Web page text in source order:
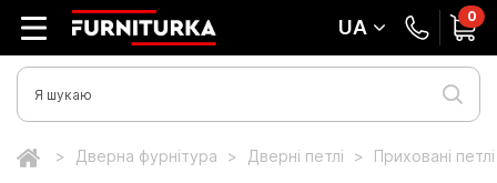
UA 0
Дверна фурнітура Дверні петлі Приховані